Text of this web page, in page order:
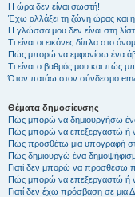
Η ώρα δεν είναι σωστή!
Έχω αλλάξει τη ζώνη ώρας και
Η γλώσσα μου δεν είναι στη
Τι είναι οι εικόνες δίπλα στο
Πώς μπορώ να εμφανίσω ένα
Τι είναι ο βαθμός μου και πώς
Όταν πατάω στον σύνδεσμο
Θέματα δημοσίευσης
Πώς μπορώ να δημιουργήσω
Πώς μπορώ να επεξεργαστώ ή
Πώς προσθέτω μια υπογραφή
Πώς δημιουργώ ένα
Γιατί δεν μπορώ να προσθέσω
Πώς μπορώ να επεξεργαστώ ή
Γιατί δεν έχω πρόσβαση σε μια